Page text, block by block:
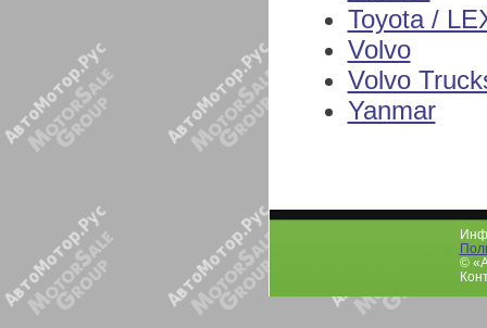
Toyota /
Volvo
Volvo
Yanmar
©